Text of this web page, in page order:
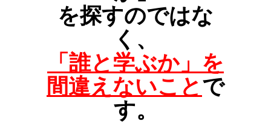
を探すのではな
く、
「誰と学ぶか」を
間違えないことで
す。